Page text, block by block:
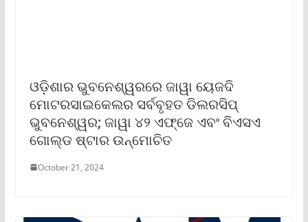
ଓଡ଼ିଶାର ଭୁବନେଶ୍ୱରରେ ଜାୱା ୟେଜଦି
ମୋଟରସାଇକେଲର ସର୍ବବୃହତ ଡିଲରସିପ୍
ଭୁବନେଶ୍ୱର; ଜାୱା ୪୨ ଏଫ୍‌ଜେ ଏବଂ ବିଏସଏ
ଗୋଲ୍ଡ ଷ୍ଟାର ଉନ୍ମୋଚିତ
October 21, 2024